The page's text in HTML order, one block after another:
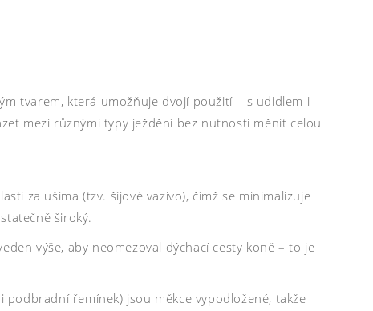
tvarem, která umožňuje dvojí použití – s udidlem i
mezi různými typy ježdění bez nutnosti měnit celou
za ušima (tzv. šíjové vazivo), čímž se minimalizuje
široký.
výše, aby neomezoval dýchací cesty koně – to je
řemínek) jsou měkce vypodložené, takže